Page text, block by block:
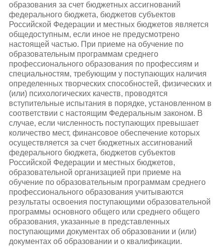
образования за счет бюджетных ассигнований
федерального бюджета, бюджетов субъектов
Российской Федерации и местных бюджетов является
общедоступным, если иное не предусмотрено
настоящей частью. При приеме на обучение по
образовательным программам среднего
профессионального образования по профессиям и
специальностям, требующим у поступающих наличия
определенных творческих способностей, физических и
(или) психологических качеств, проводятся
вступительные испытания в порядке, установленном в
соответствии с настоящим Федеральным законом. В
случае, если численность поступающих превышает
количество мест, финансовое обеспечение которых
осуществляется за счет бюджетных ассигнований
федерального бюджета, бюджетов субъектов
Российской Федерации и местных бюджетов,
образовательной организацией при приеме на
обучение по образовательным программам среднего
профессионального образования учитываются
результаты освоения поступающими образовательной
программы основного общего или среднего общего
образования, указанные в представленных
поступающими документах об образовании и (или)
документах об образовании и о квалификации.